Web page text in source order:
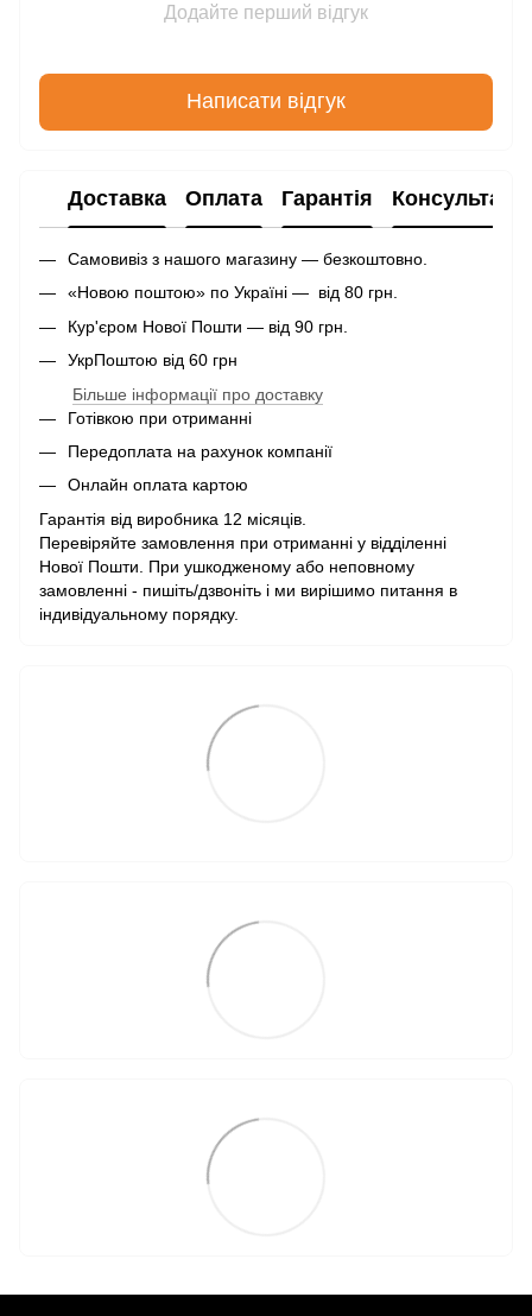
Додайте перший відгук
Написати відгук
Доставка Оплата Гарантія Консультація
Самовивіз з нашого магазину — безкоштовно.
«Новою поштою» по Україні — від 80 грн.
Кур'єром Нової Пошти — від 90 грн.
УкрПоштою від 60 грн
Більше інформації про доставку
Готівкою при отриманні
Передоплата на рахунок компанії
Онлайн оплата картою
Гарантія від виробника 12 місяців.
Перевіряйте замовлення при отриманні у відділенні
Нової Пошти. При ушкодженому або неповному
замовленні - пишіть/дзвоніть і ми вирішимо питання в
індивідуальному порядку.